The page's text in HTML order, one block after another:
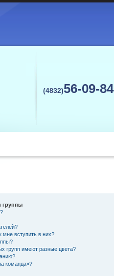
(4832)56-09-84
группы
мне вступить в них?
групп имеют разные цвета?
команда»?